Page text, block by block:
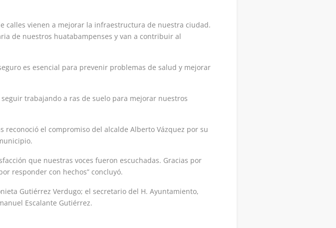
calles vienen a mejorar la infraestructura de nuestra ciudad.
de nuestros huatabampenses y van a contribuir al
es esencial para prevenir problemas de salud y mejorar
trabajando a ras de suelo para mejorar nuestros
reconoció el compromiso del alcalde Alberto Vázquez por su
que nuestras voces fueron escuchadas. Gracias por
responder con hechos” concluyó.
Gutiérrez Verdugo; el secretario del H. Ayuntamiento,
Escalante Gutiérrez.